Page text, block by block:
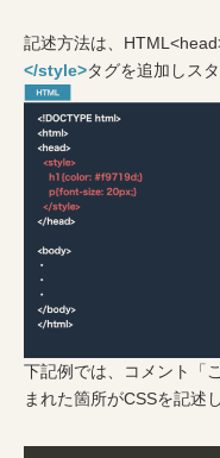
記述方法は、
</style>タグを追加しス
下記例では、コメント「
まれた箇所がCSSを記述